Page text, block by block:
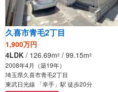
久喜市青毛2丁目
1,900万円
4LDK / 126.69m2 / 99.15m2
2008年4月（築19年）
埼玉県久喜市青毛2丁目
東武日光線 「幸手」駅 徒歩20分